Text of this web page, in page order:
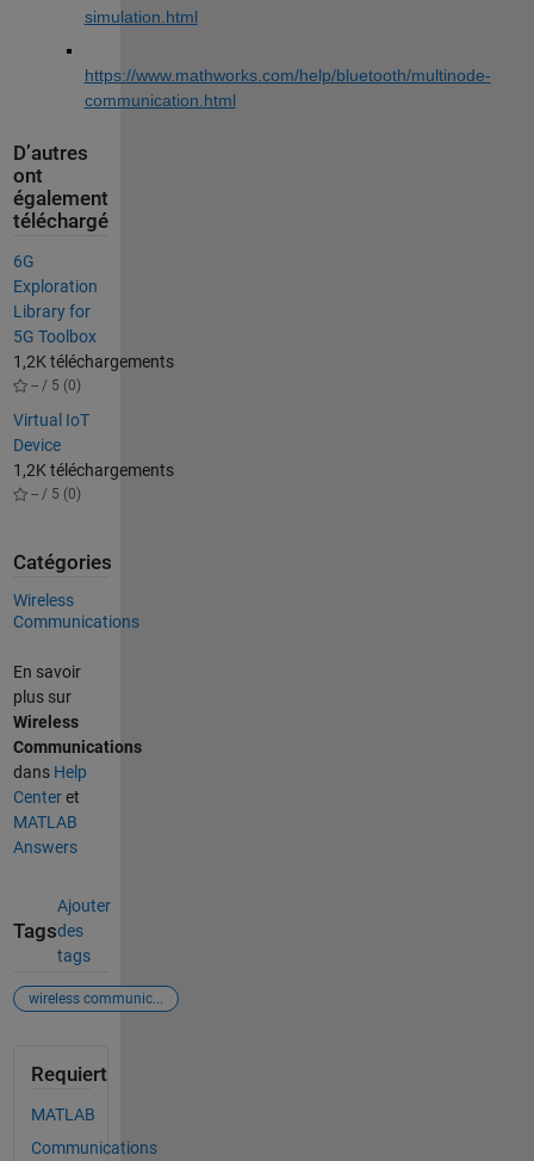
simulation.html
https://www.mathworks.com/help/bluetooth/multinode-
communication.html
D’autres
ont
également
téléchargé
6G
Exploration
Library for
5G Toolbox
1,2K téléchargements
-- / 5 (0)
Virtual IoT
Device
1,2K téléchargements
-- / 5 (0)
Catégories
Wireless
Communications
En savoir
plus sur
Wireless
Communications
dans Help
Centeret
MATLAB
Answers
Tags
Ajouter
des
tags
wireless communic...
Requiert
MATLAB
Communications